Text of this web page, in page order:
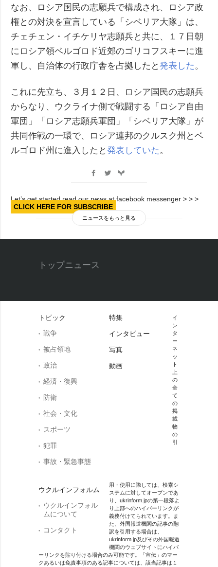
なお、ロシア国民の志願兵で構成され、ロシア政
権との対決を宣言している「シベリア大隊」は、
チェチェン・イチケリヤ志願兵と共に、１７日朝
にロシア領ベルゴロド近郊のゴリコフスキーに進
軍し、自治体の行政庁舎を占拠したと発表した 。
これに先立ち、３月１２日、ロシア国民の志願兵
からなり、ウクライナ側で戦闘する「ロシア自由
軍団」「ロシア志願兵軍団」「シベリア大隊」が
共同作戦の一環で、ロシア連邦のクルスク州とベ
ルゴロド州に進入したと発表していた 。
Let’s get started read our news at facebook messenger > > >
CLICK HERE FOR SUBSCRIBE
ニュースをもっと見る
トップニュース
トピック
戦争
被占領地
政治
経済・復興
防衛
社会・文化
スポーツ
犯罪
事故・緊急事態
ウクルインフォルム
ウクルインフォル
ムについて
コンタクト
特集
インタビュー
写真
動画
イ
ン
タ
ー
ネ
ッ
ト
上
の
全
て
の
掲
載
物
の
引
用・使用に際しては、検索シ
ステムに対してオープンであ
り、ukrinform.jpの第一段落よ
り上部へのハイパーリンクが
義務付けてられています。ま
た、外国報道機関の記事の翻
訳を引用する場合は、
ukrinform.jp及びその外国報道
機関のウェブサイトにハイパ
ーリンクを貼り付ける場合のみ可能です。「宣伝」のマー
クあるいは免責事項のある記事については、該当記事は１